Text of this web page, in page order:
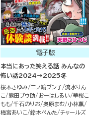
電子版
本当にあった笑える話 みんなの
怖い話2024→2025冬
桜木さゆみ 三ノ輪ブン子 流水りん
こ
熊田プウ助 おーはしるい
華桜こ
もも 千石のりお 奥原まむ 小林薫
梅宮あいこ
鈴木ぺんた
チャールズ